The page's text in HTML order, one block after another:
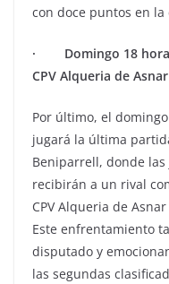
con doce puntos en
· Domingo 18
CPV Alqueria de Asnar
Por último, el
jugará la última
Beniparrell, donde las
recibirán a un rival
CPV Alqueria de
Este enfrentamiento
disputado y
las segundas